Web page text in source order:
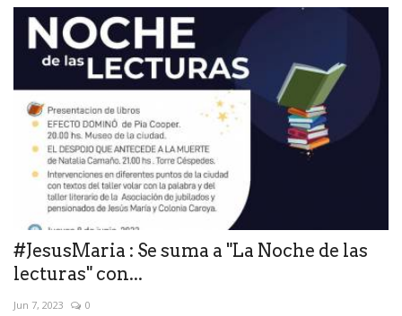
#JesusMaria : Se suma a "La Noche de las
lecturas" con...
Jun 7, 2023 0